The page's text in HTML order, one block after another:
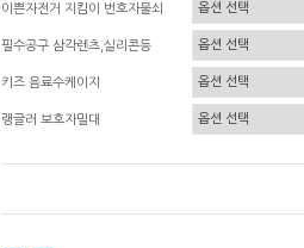
이쁜자전거 지킴이 번호자물쇠
필수공구 삼각렌츠,실리콘등
키즈 음료수케이지
랭글러 보호자밀대